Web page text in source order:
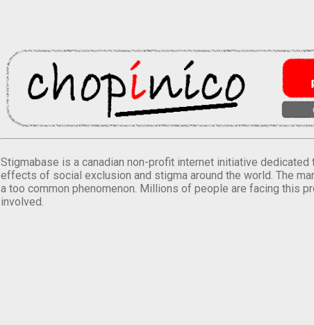
Stigmabase is a canadian non-profit internet initiative
effects of social exclusion and stigma around the world. The
a too common phenomenon. Millions of people are facing this
involved.